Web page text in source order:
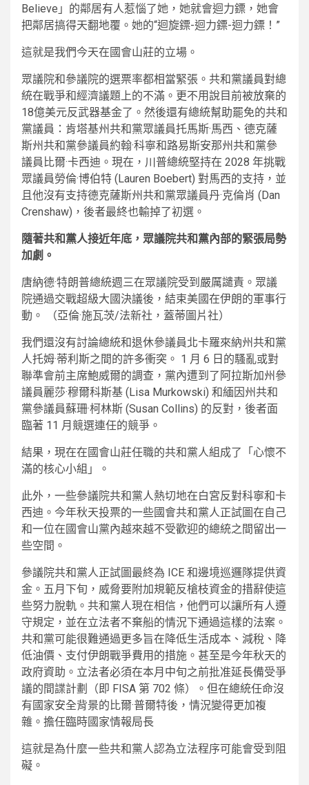
Believe」的鄰居有人惹惱了她，她就會迴力鏢，她會
把鄰居搞得天翻地覆。她的“迴旋鏢-迴力鏢-迴力鏢！”
這就是我們今天在國會山莊的立場。
眾議院和參議院的選票率都相當緊張。共和黨議員對總
統在戰爭和經濟議題上的不滿。更不用說目前被放棄的
18億美元反武器基金了。然後還有總統幫助罷免的共和
黨議員：肯塔基州共和黨眾議員托馬斯·馬西、德克薩
斯州共和黨參議員約翰·科寧和路易斯安那州共和黨參
議員比爾·卡西迪。現在，川普總統堅持在 2028 年挑戰
眾議員勞倫·博伯特 (Lauren Boebert) 對馬西的支持，並
且他沒有支持德克薩斯州共和黨眾議員丹·克倫肖 (Dan
Crenshaw)，後者最終也輸掉了初選。
隨著共和黨人接近年底，眾議院共和黨內部的緊張局勢
加劇。
唐納德·特朗普總統週三在眾議院受到嚴厲譴責。眾議
院通過交戰超級大國決議後，結束美國在伊朗的軍事行
動。
（亞倫·施瓦茨/法新社，蓋蒂圖片社）
我們還沒有討論總統和退休參議員北卡羅來納州共和黨
人托姆·蒂利斯之間的許多衝突。 1 月 6 日的騷亂或對
聯準會前主席鮑威爾的調查，黨內遭到了阿拉斯加州參
議員麗莎·穆爾科斯基 (Lisa Murkowski) 和緬因州共和
黨參議員蘇珊·柯林斯 (Susan Collins) 的反對，後者面
臨著 11 月競選連任的競爭。
結果，現在在國會山莊任職的共和黨人組成了「心懷不
滿的核心小組」。
此外，一些參議院共和黨人熱切地在白宮反對科寧和卡
西迪。今年秋天投票的一些國會共和黨人正試圖在自己
和一位在國會山黨內越來越不受歡迎的總統之間留出一
些空間。
參議院共和黨人正試圖最終為 ICE 和邊境巡邏隊提供資
金。五月下旬，威脅要附加規範反槍枝資金的措辭使這
些努力脫軌。共和黨人現在相信，他們可以讓所有人遵
守規定，並在立法者不棄船的情況下通過這樣的法案。
共和黨可能很難通過更多旨在降低生活成本、減稅、降
低油價、支付伊朗戰爭費用的措施。甚至是今年秋天的
政府資助。立法者必須在本月中旬之前批准延長備受爭
議的間諜計劃（即 FISA 第 702 條）。但在總統任命沒
有國家安全背景的比爾·普爾特後，情況變得更加複
雜。擔任臨時國家情報局長
這就是為什麼一些共和黨人認為立法程序可能會受到阻
礙。